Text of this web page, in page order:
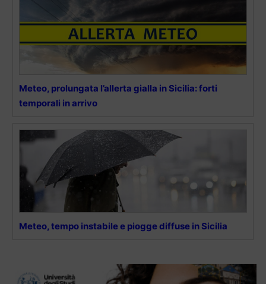
Meteo, prolungata l’allerta gialla in Sicilia: forti
temporali in arrivo
Meteo, tempo instabile e piogge diffuse in Sicilia